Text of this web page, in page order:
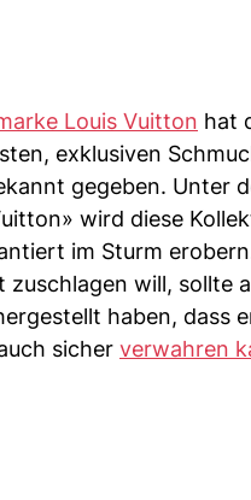
Louis Vuitton hat
exklusiven
gegeben. Unter
wird diese
im Sturm
zuschlagen will, sollte
haben, dass
sicher verwahren